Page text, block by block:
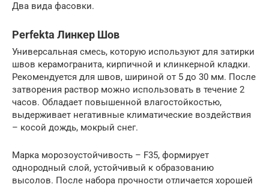
Два вида фасовки.
Perfekta Линкер Шов
Универсальная смесь, которую используют для затирки
швов керамогранита, кирпичной и клинкерной кладки.
Рекомендуется для швов, шириной от 5 до 30 мм. После
затворения раствор можно использовать в течение 2
часов. Обладает повышенной влагостойкостью,
выдерживает негативные климатические воздействия
– косой дождь, мокрый снег.
Марка морозоустойчивость – F35, формирует
однородный слой, устойчивый к образованию
высолов. После набора прочности отличается хорошей